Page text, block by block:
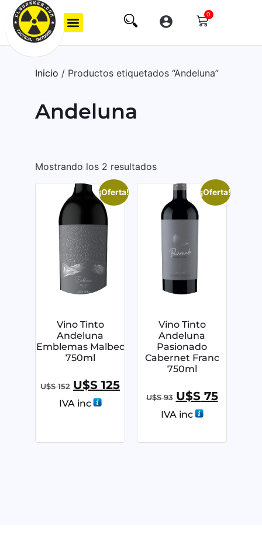
0
Inicio / Productos etiquetados “Andeluna”
Andeluna
Mostrando los 2 resultados
¡Oferta!
Vino Tinto
Andeluna
Emblemas Malbec
750ml
U$S152 U$S 125
IVA inc
¡Oferta!
Vino Tinto
Andeluna
Pasionado
Cabernet Franc
750ml
U$S93 U$S75
IVA inc